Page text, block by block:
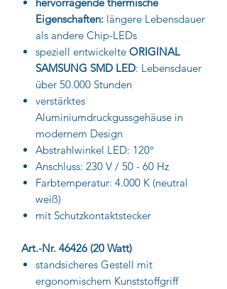
Eigenschaften: längere Lebensdauer
als andere Chip-LEDs
speziell entwickelte ORIGINAL
SAMSUNG SMD LED: Lebensdauer
über 50.000 Stunden
verstärktes
Aluminiumdruckgussgehäuse in
modernem Design
Abstrahlwinkel LED: 120°
Anschluss: 230 V / 50 - 60 Hz
Farbtemperatur: 4.000 K (neutral
weiß)
mit Schutzkontaktstecker
Art.-Nr. 46426 (20 Watt)
standsicheres Gestell mit
ergonomischem Kunststoffgriff